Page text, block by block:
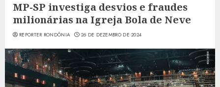
MP-SP investiga desvios e fraudes
milionárias na Igreja Bola de Neve
REPORTER RONDÔNIA 26 DE DEZEMBRO DE 2024